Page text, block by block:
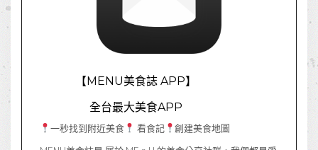
【MENU美食誌 APP】
全台最大美食APP
一秒找到附近美食 看食記
創建美食地圖